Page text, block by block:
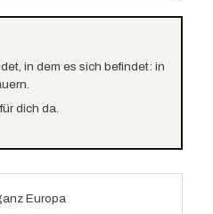
in dem es sich befindet: in
dich da.
Europa